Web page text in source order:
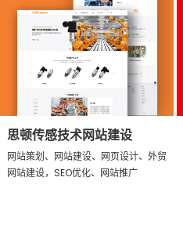
思顿传感技术网站建设
网站策划、网站建设、网页设计、外贸
网站建设，SEO优化、网站推广